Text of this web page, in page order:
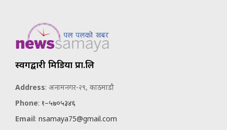
स्वर्गद्वारी मिडिया प्रा.लि
Address: अनामनगर-२९, काठमाडौ
Phone: १–५७०५३४६
Email: nsamaya75@gmail.com